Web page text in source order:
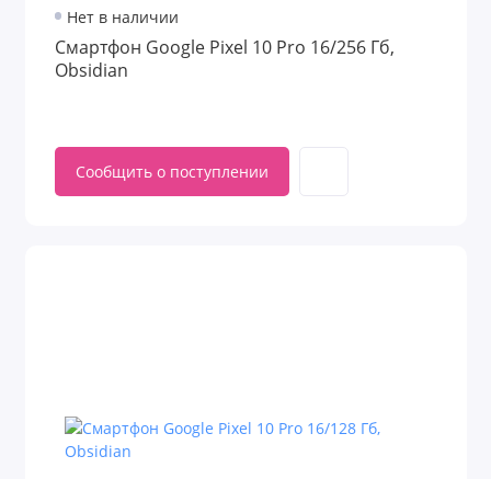
Нет в наличии
Смартфон Google Pixel 10 Pro 16/256 Гб,
Obsidian
Сообщить о поступлении